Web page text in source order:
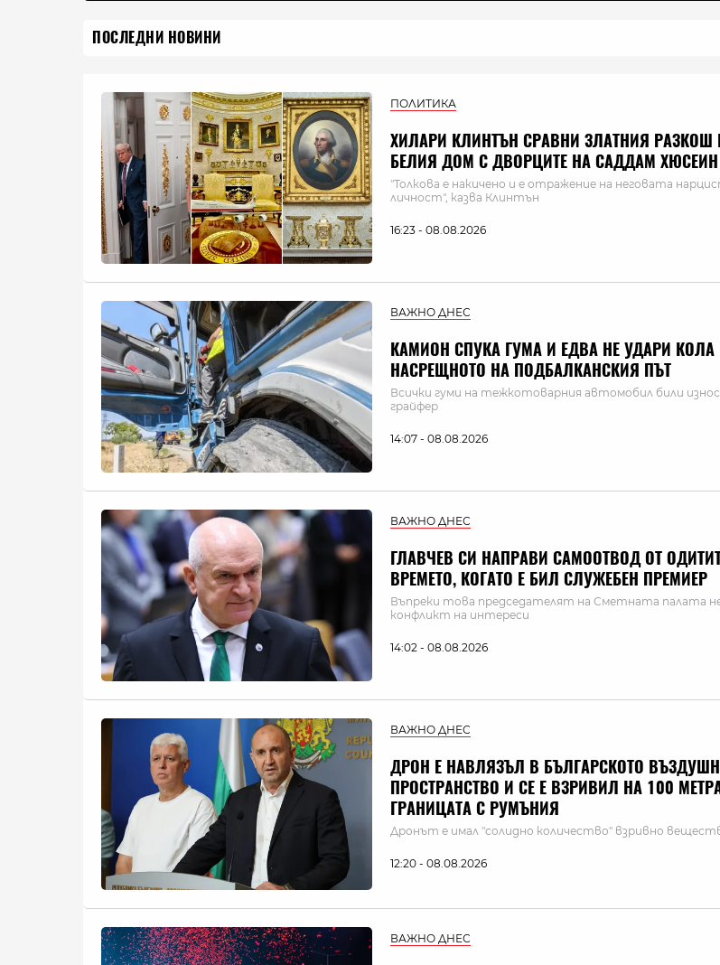
ПОСЛЕДНИ НОВИНИ
ПОЛИТИКА
ХИЛАРИ КЛИНТЪН СРАВНИ ЗЛАТНИЯ РАЗКОШ
БЕЛИЯ ДОМ С ДВОРЦИТЕ НА САДДАМ ХЮСЕИН
"Толкова е накичено и е отражение на неговата
личност", казва Клинтън
16:23 - 08.08.2026
ВАЖНО ДНЕС
КАМИОН СПУКА ГУМА И ЕДВА НЕ УДАРИ КОЛА
НАСРЕЩНОТО НА ПОДБАЛКАНСКИЯ ПЪТ
Всички гуми на тежкотоварния автомобил били
грайфер
14:07 - 08.08.2026
ВАЖНО ДНЕС
ГЛАВЧЕВ СИ НАПРАВИ САМООТВОД ОТ
ВРЕМЕТО, КОГАТО Е БИЛ СЛУЖЕБЕН ПРЕМИЕР
Въпреки това председателят на Сметната палата
конфликт на интереси
14:02 - 08.08.2026
ВАЖНО ДНЕС
ДРОН Е НАВЛЯЗЪЛ В БЪЛГАРСКОТО
ПРОСТРАНСТВО И СЕ Е ВЗРИВИЛ НА 100
ГРАНИЦАТА С РУМЪНИЯ
Дронът е имал "солидно количество" взривно
12:20 - 08.08.2026
ВАЖНО ДНЕС